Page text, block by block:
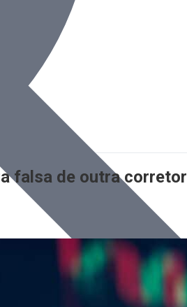
falsa de outra